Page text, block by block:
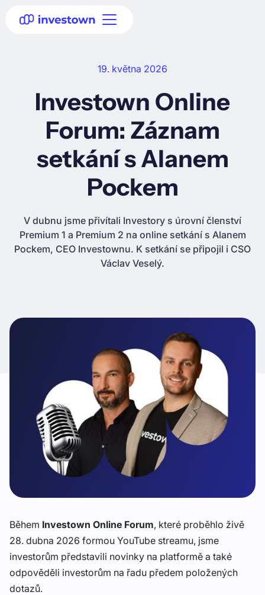
19. května 2026
Investown Online
Forum: Záznam
setkání s Alanem
Pockem
V dubnu jsme přivítali Investory s úrovní členství
Premium 1 a Premium 2 na online setkání s Alanem
Pockem, CEO Investownu. K setkání se připojil i CSO
Václav Veselý.
Během Investown Online Forum, které proběhlo živě
28. dubna 2026 formou YouTube streamu, jsme
investorům představili novinky na platformě a také
odpověděli investorům na řadu předem položených
dotazů.